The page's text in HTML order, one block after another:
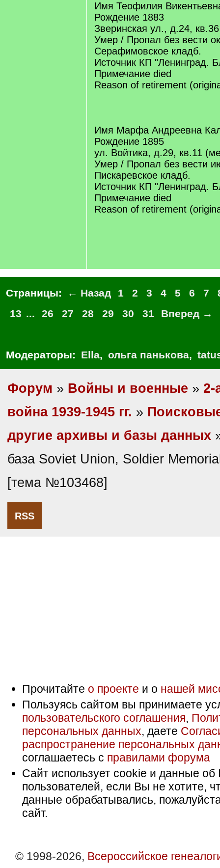
Имя Теофилия
Рождение 1883
Зверинская ул., д.24,
Умер / Пропал без вести
Серафимовское кладб.
Источник КП "Ленинград.
Примечание died
Reason of retirement
Имя Марфа Андреевна
Рождение 1895
ул. Войтика, д.29, кв.11
Умер / Пропал без вести
Пискаревское кладб.
Источник КП "Ленинград.
Примечание died
Reason of retirement
Страницы: ← Назад 1 2 3 4 5 6 7
13 ... 26 27 28 29 30 31 Вперед →
Модераторы: Ella, ольга панькова,
Форум » Войны и военные » 2-
война 1939-1945 гг. »
другие архивы и базы данных
база Soviet Union, Soldier
[тема №103468]
RSS
Прочитайте о проекте и о нашей
Пользуясь сайтом вы принимаете
пользовательского соглашения,
персональных данных, даете
распространение персональных
соглашаетесь с правилами форума
Сайт использует cookie и данные об
пользователей, если Вы не хотите,
данные обрабатывались,
сайт.
© 1998-2026, Всероссийское